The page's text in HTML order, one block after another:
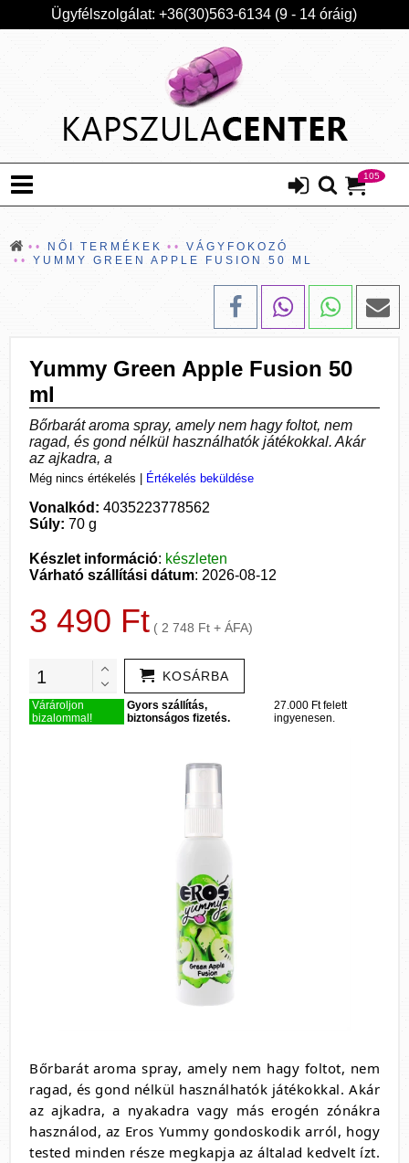
Ügyfélszolgálat: +36(30)563-6134 (9 - 14 óráig)
105
NŐI TERMÉKEK
VÁGYFOKOZÓ
YUMMY GREEN APPLE FUSION 50 ML
Yummy Green Apple Fusion 50
ml
Bőrbarát aroma spray, amely nem hagy foltot, nem
ragad, és gond nélkül használhatók játékokkal. Akár
az ajkadra, a
Még nincs értékelés Értékelés beküldése
Vonalkód: 4035223778562
Súly: 70 g
Készlet információ: készleten
Várható szállítási dátum: 2026-08-12
3 490 Ft ( 2 748 Ft + ÁFA)
KOSÁRBA
Várároljon
bizalommal!
Gyors szállítás,
biztonságos fizetés.
27.000 Ft felett
ingyenesen.
Bőrbarát aroma spray, amely nem hagy foltot, nem
ragad, és gond nélkül használhatók játékokkal. Akár
az ajkadra, a nyakadra vagy más erogén zónákra
használod, az Eros Yummy gondoskodik arról, hogy
tested minden része megkapja az általad kedvelt ízt.